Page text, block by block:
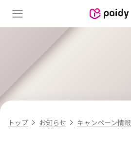
Menu
トップ お知らせ キャンペーン情報